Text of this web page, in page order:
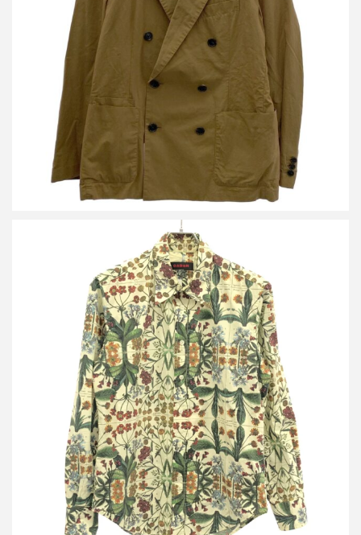
キャバン コットンシャンブレー ダブルブレストジャケット 59-07-
11-07003
詳しく見る
キャバン コットン パレルモフラワープリントレギュラーシャツ
59-01-21-01003
詳しく見る